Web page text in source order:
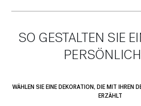
SO GESTALTEN SIE
WÄHLEN SIE EINE DEKORATION, DIE MIT IHREN
ERZÄHLT